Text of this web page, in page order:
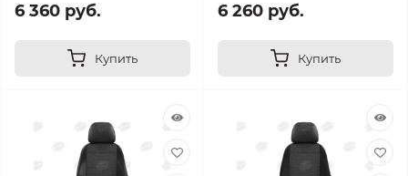
6 360 руб.
Купить
6 260 руб.
Купить